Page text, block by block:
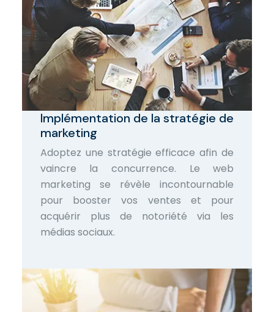
Implémentation de la stratégie de
marketing
Adoptez une stratégie efficace afin de
vaincre la concurrence. Le web
marketing se révèle incontournable
pour booster vos ventes et pour
acquérir plus de notoriété via les
médias sociaux.